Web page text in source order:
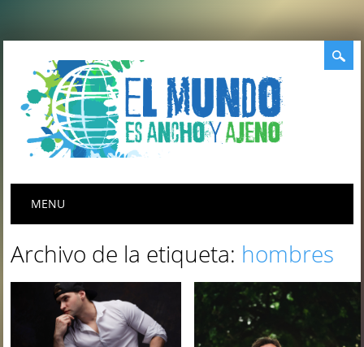
Menú principal
MENU
Archivo de la etiqueta: hombres